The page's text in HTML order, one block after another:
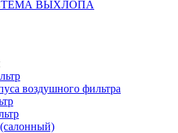
ВЫХЛОПА
воздушного фильтра